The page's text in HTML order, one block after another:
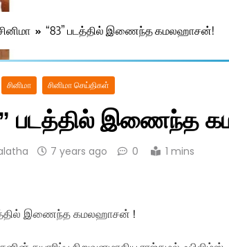
“83” படத்தில் இணைந்த கமலஹாசன்!
சினிமா சினிமா செய்திகள்
படத்தில் இணைந்த
7 years ago 0 1 mins
இணைந்த கமலஹாசன் !